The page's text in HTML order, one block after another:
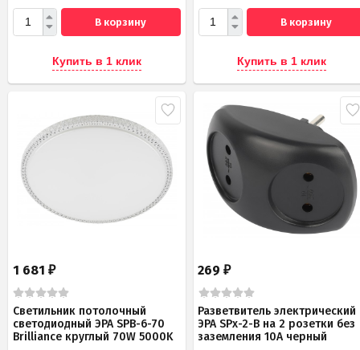
В корзину
Купить в 1 клик
В корзину
Купить в 1 клик
1 681 ₽
Светильник потолочный
светодиодный ЭРА SPB-6-70
Brilliance круглый 70W 5000K
269₽
Разветвитель электрический
ЭРА SPx-2-B на 2 розетки без
заземления 10А черный